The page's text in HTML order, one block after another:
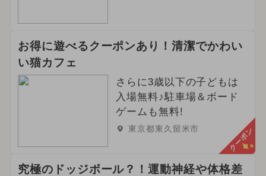
お得に遊べるクーポンあり！清潔でかわい
い猫カフェ
さらに3歳以下の子どもは
入場無料♪駐車場＆ボード
ゲームも無料!
東京都東久留米市 クーポン
究極のドッジボール？！運動神経や体格差